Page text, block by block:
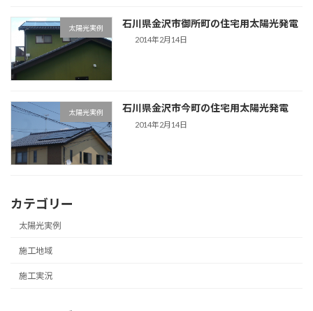
太陽光実例 石川県金沢市御所町の住宅用太陽光発電
2014年2月14日
太陽光実例 石川県金沢市今町の住宅用太陽光発電
2014年2月14日
カテゴリー
太陽光実例
施工地域
施工実況